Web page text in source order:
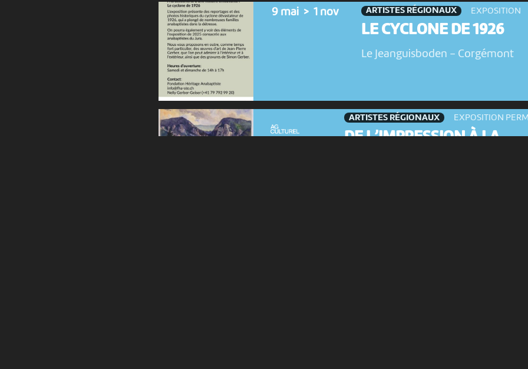
9 mai > 1 nov ARTISTES RÉGIONAUX EXPOSITION
LE CYCLONE DE 1926
Le Jeanguisboden - Corgémont
ARTISTES RÉGIONAUX EXPOSITION
DE L’IMPRESSION À LA